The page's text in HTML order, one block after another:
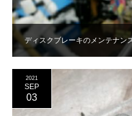
ディスクブレーキのメンテナン
2021
SEP
03